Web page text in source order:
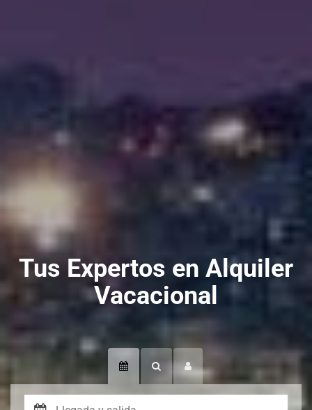
Tus Expertos en Alquiler
Vacacional